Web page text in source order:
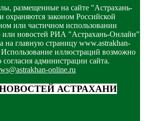
размещенные на сайте "Астрахань-
законом Российской
или частичном использовании
или новостей РИА "Астрахань-Онлайн"
на главную страницу www.astrakhan-
Использование иллюстраций возможно
администрации сайта.
online.ru
АСТРАХАНИ